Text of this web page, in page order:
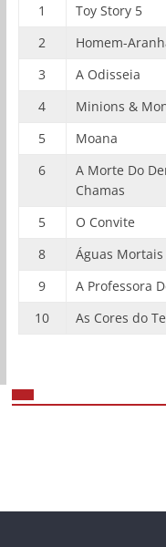
1
Toy Story 5
2
Homem-
3
A Odisseia
4
Minions &
5
Moana
6
A Morte Do
Chamas
5 O Convite
8
Águas Mortais
9
A Professora
10
As Cores do